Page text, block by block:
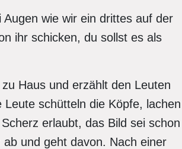
wie wir ein drittes auf der
ihr schicken, du sollst es als
Haus und erzählt den Leuten
schütteln die Köpfe, lachen
erlaubt, das Bild sei schon
und geht davon. Nach einer